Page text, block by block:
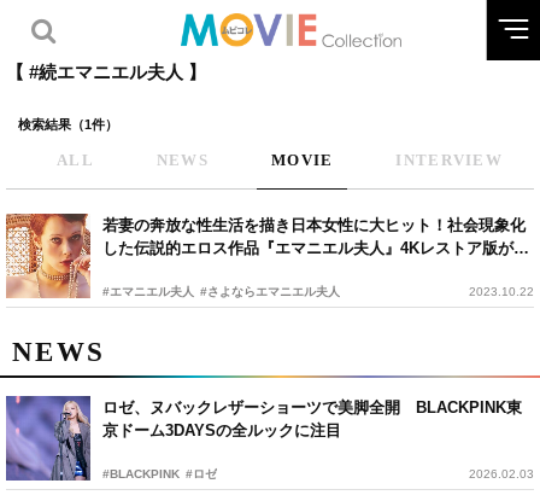
【 #続エマニエル夫人 】
検索結果（1件）
ALL NEWS MOVIE INTERVIEW
若妻の奔放な性生活を描き日本女性に大ヒット！社会現象化
した伝説的エロス作品『エマニエル夫人』4Kレストア版が公
#エマニエル夫人 #さよならエマニエル夫人 2023.10.22
NEWS
ロゼ、ヌバックレザーショーツで美脚全開 BLACKPINK東
京ドーム3DAYSの全ルックに注目
#BLACKPINK #ロゼ 2026.02.03